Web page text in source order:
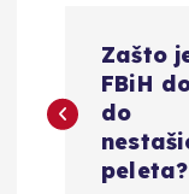
a
Zašto
FBiH
do
peleta?